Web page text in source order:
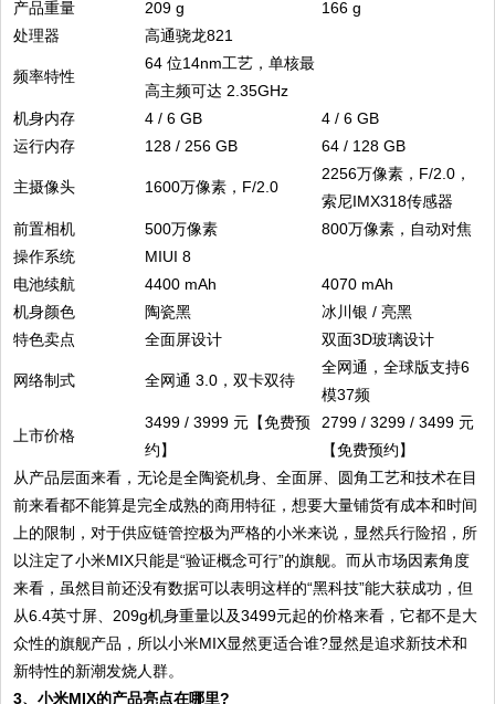
产品重量
209 g
166 g
处理器
高通骁龙821
频率特性
64 位14nm工艺，单核最
高主频可达 2.35GHz
机身内存
4 / 6 GB
4 / 6 GB
运行内存
128 / 256 GB 64 / 128 GB
主摄像头 1600万像素，F/2.0
2256万像素，F/2.0，
索尼IMX318传感器
前置相机
500万像素
800万像素，自动对焦
操作系统
MIUI 8
电池续航
4400 mAh
4070 mAh
机身颜色
陶瓷黑
冰川银 / 亮黑
特色卖点
全面屏设计 双面3D玻璃设计
网络制式 全网通 3.0，双卡双待
全网通，全球版支持6
模37频
上市价格
3499 / 3999 元【免费预
约】
2799 / 3299 / 3499 元
【免费预约】
从产品层面来看，无论是全陶瓷机身、全面屏、圆角工艺和技术在目
前来看都不能算是完全成熟的商用特征，想要大量铺货有成本和时间
上的限制，对于供应链管控极为严格的小米来说，显然兵行险招，所
以注定了小米MIX只能是“验证概念可行”的旗舰。而从市场因素角度
来看，虽然目前还没有数据可以表明这样的“黑科技”能大获成功，但
从6.4英寸屏、209g机身重量以及3499元起的价格来看，它都不是大
众性的旗舰产品，所以小米MIX显然更适合谁?显然是追求新技术和
新特性的新潮发烧人群。
3、小米MIX的产品亮点在哪里?